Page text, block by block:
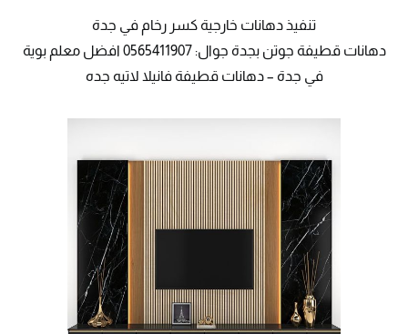
تنفيذ دهانات خارجية كسر رخام في جدة
دهانات قطيفة جوتن بجدة جوال: 0565411907 افضل معلم بوية
في جدة – دهانات قطيفة فانيلا لاتيه جده